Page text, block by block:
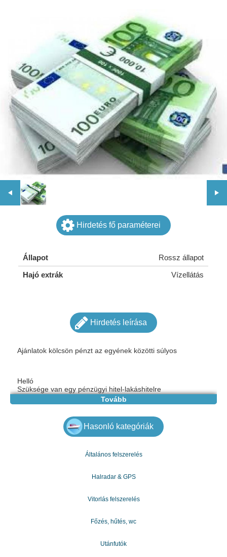
Hirdetés fő paraméterei
Állapot
Rossz állapot
Hajó extrák
Vízellátás
Hirdetés leírása
Ajánlatok kölcsön pénzt az egyének közötti súlyos
Helló
Szüksége van egy pénzügyi hitel-lakáshitelre
befektetési-autóhitel-konszolidációs adósság visszaváltása
hitel-megragadtál. Lépjen kapcsolatba velünk ma, majd
tudjuk, hogy mekkora összegre van szükségünk, hogy el
adjon több információt, és mondja el a követendő lépéseket
a bolttól a pénzügyi vezetők, az útról a hivatalos stb. stb
? Bárki, aki nem rendelkezik banki hitelekkel.
? Munkanélküli vagy munkanélküli személyek.
szerződések segítettek? minden
Tovább
Hasonló kategóriák
Általános felszerelés
Halradar & GPS
Vitorlás felszerelés
Főzés, hűtés, wc
Utánfutók